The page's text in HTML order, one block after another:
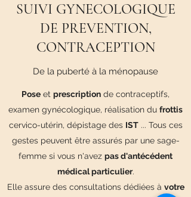
SUIVI GYNECOLOGIQUE
DE PREVENTION,
CONTRACEPTION
De la puberté à la ménopause
Pose et prescription de contraceptifs,
examen gynécologique, réalisation du frottis
cervico-utérin, dépistage des IST... Tous ces
gestes peuvent être assurés par une sage-
femme si vous n'avez pas d'antécédent
médical particulier.
Elle assure des consultations dédiées à votre